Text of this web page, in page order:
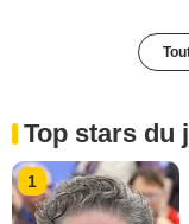
Top stars du
1